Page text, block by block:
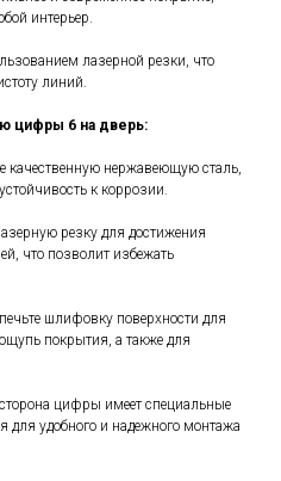
интерьер.
лазерной резки, что
линий.
цифры 6 на дверь:
качественную нержавеющую сталь,
к коррозии.
резку для достижения
что позволит избежать
шлифовку поверхности для
покрытия, а также для
цифры имеет специальные
для удобного и надежного монтажа